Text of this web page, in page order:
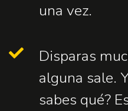
una vez.
Disparas
alguna sale.
sabes qué?